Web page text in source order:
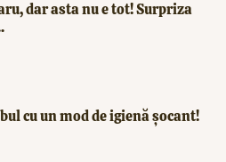
dar asta nu e tot! Surpriza
cu un mod de igienă șocant!